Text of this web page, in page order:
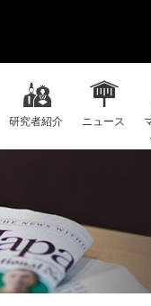
研究者紹介 ニュース